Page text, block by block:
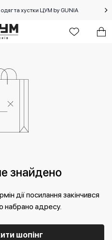
та хустки ЦУМ by GUNIA
знайдено
дії посилання закінчився
набрано адресу.
шопінг